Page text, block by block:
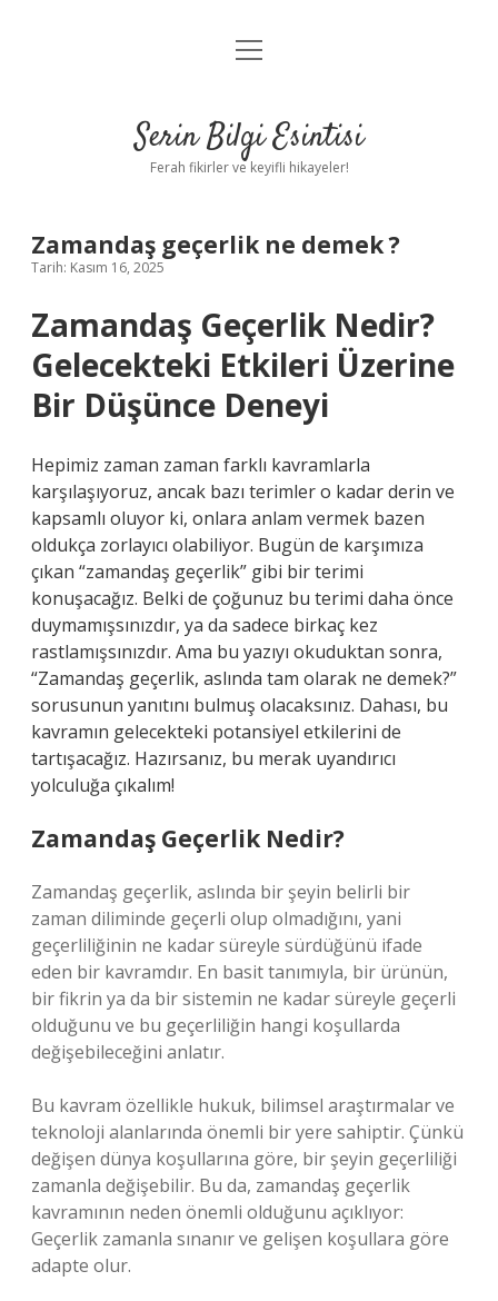
Anasayfa
Yasal Uyarı
menüyü
Serin Bilgi Esintisi
Ferah fikirler ve keyifli hikayeler!
Zamandaş geçerlik ne demek ?
Tarih: Kasım 16, 2025
Zamandaş Geçerlik Nedir?
Gelecekteki Etkileri Üzerine
Bir Düşünce Deneyi
Hepimiz zaman zaman farklı kavramlarla
karşılaşıyoruz, ancak bazı terimler o kadar derin ve
kapsamlı oluyor ki, onlara anlam vermek bazen
oldukça zorlayıcı olabiliyor. Bugün de karşımıza
çıkan “zamandaş geçerlik” gibi bir terimi
konuşacağız. Belki de çoğunuz bu terimi daha önce
duymamışsınızdır, ya da sadece birkaç kez
rastlamışsınızdır. Ama bu yazıyı okuduktan sonra,
“Zamandaş geçerlik, aslında tam olarak ne demek?”
sorusunun yanıtını bulmuş olacaksınız. Dahası, bu
kavramın gelecekteki potansiyel etkilerini de
tartışacağız. Hazırsanız, bu merak uyandırıcı
yolculuğa çıkalım!
Zamandaş Geçerlik Nedir?
Zamandaş geçerlik, aslında bir şeyin belirli bir
zaman diliminde geçerli olup olmadığını, yani
geçerliliğinin ne kadar süreyle sürdüğünü ifade
eden bir kavramdır. En basit tanımıyla, bir ürünün,
bir fikrin ya da bir sistemin ne kadar süreyle geçerli
olduğunu ve bu geçerliliğin hangi koşullarda
değişebileceğini anlatır.
Bu kavram özellikle hukuk, bilimsel araştırmalar ve
teknoloji alanlarında önemli bir yere sahiptir. Çünkü
değişen dünya koşullarına göre, bir şeyin geçerliliği
zamanla değişebilir. Bu da, zamandaş geçerlik
kavramının neden önemli olduğunu açıklıyor:
Geçerlik zamanla sınanır ve gelişen koşullara göre
adapte olur.